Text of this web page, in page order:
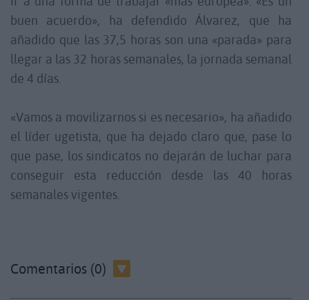
buen acuerdo», ha defendido Álvarez, que ha
añadido que las 37,5 horas son una «parada» para
llegar a las 32 horas semanales, la jornada semanal
de 4 días.
«Vamos a movilizarnos si es necesario», ha añadido
el líder ugetista, que ha dejado claro que, pase lo
que pase, los sindicatos no dejarán de luchar para
conseguir esta reducción desde las 40 horas
semanales vigentes.
Comentarios (0)